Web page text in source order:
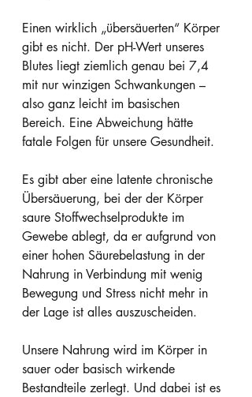
Einen wirklich „übersäuerten“ Körper
gibt es nicht. Der pH-Wert unseres
Blutes liegt ziemlich genau bei 7,4
mit nur winzigen Schwankungen –
also ganz leicht im basischen
Bereich. Eine Abweichung hätte
fatale Folgen für unsere Gesundheit.
Es gibt aber eine latente chronische
Übersäuerung, bei der der Körper
saure Stoffwechselprodukte im
Gewebe ablegt, da er aufgrund von
einer hohen Säurebelastung in der
Nahrung in Verbindung mit wenig
Bewegung und Stress nicht mehr in
der Lage ist alles auszuscheiden.
Unsere Nahrung wird im Körper in
sauer oder basisch wirkende
Bestandteile zerlegt. Und dabei ist es